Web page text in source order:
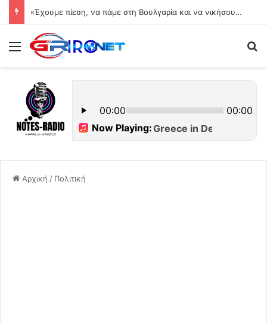
«Έχουμε πίεση, να πάμε στη Βουλγαρία και να νικήσουμε»
Μενού
Αρχική / Πολιτική